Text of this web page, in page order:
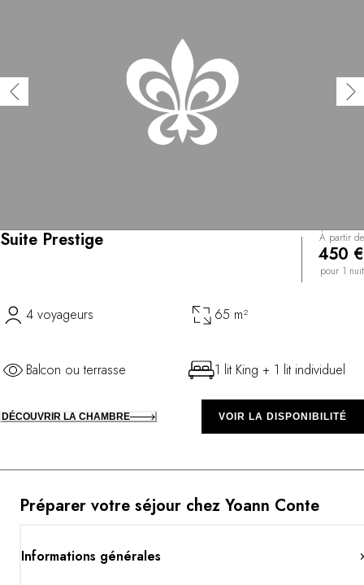
Préparer votre séjour chez Yoann Conte
Informations générales
Suite Prestige À partir de
450 €
pour 1 nuit
4 voyageurs 65 m²
Balcon ou terrasse 1 lit King + 1 lit individuel
DÉCOUVRIR LA CHAMBRE VOIR LA DISPONIBILITÉ